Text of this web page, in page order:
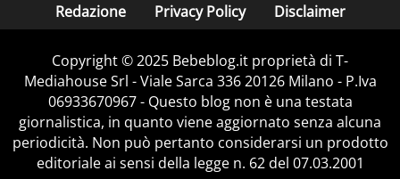
Redazione Privacy Policy Disclaimer
Copyright © 2025 Bebeblog.it proprietà di T-
Mediahouse Srl - Viale Sarca 336 20126 Milano - P.Iva
06933670967 - Questo blog non è una testata
giornalistica, in quanto viene aggiornato senza alcuna
periodicità. Non può pertanto considerarsi un prodotto
editoriale ai sensi della legge n. 62 del 07.03.2001